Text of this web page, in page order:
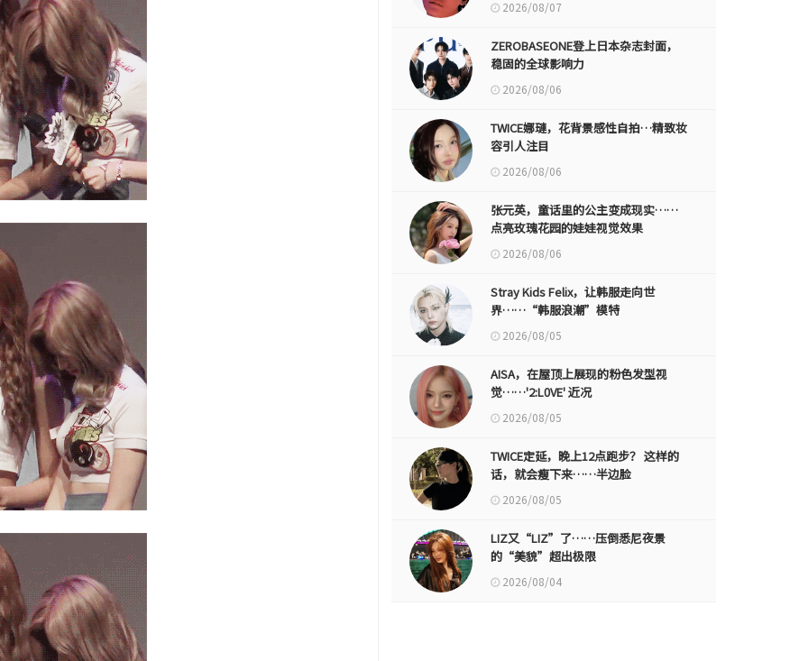
2026/08/07
ZEROBASEONE登上日本杂志封面，
稳固的全球影响力
2026/08/06
TWICE娜璉，花背景感性自拍…精致妆
容引人注目
2026/08/06
张元英，童话里的公主变成现实……
点亮玫瑰花园的娃娃视觉效果
2026/08/06
Stray Kids Felix，让韩服走向世
界……“韩服浪潮”模特
2026/08/05
AISA，在屋顶上展现的粉色发型视
觉……'2:L0VE' 近况
2026/08/05
TWICE定延，晚上12点跑步？ 这样的
话，就会瘦下来……半边脸
2026/08/05
LIZ又“LIZ”了……压倒悉尼夜景
的“美貌”超出极限
2026/08/04